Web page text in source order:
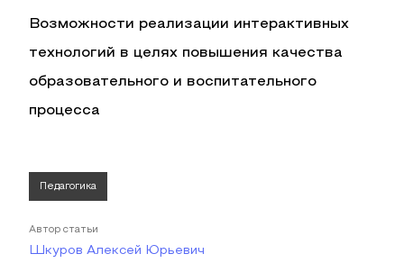
Возможности реализации интерактивных
технологий в целях повышения качества
образовательного и воспитательного
процесса
Педагогика
Автор статьи
Шкуров Алексей Юрьевич